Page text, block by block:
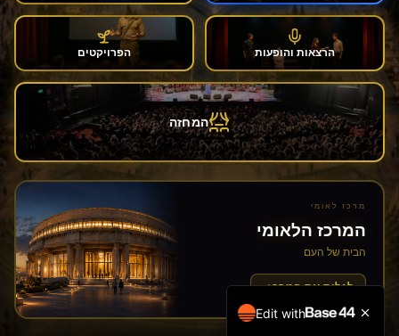
הרצאות והופעות הפרויקטים
המחזה
מרכז לאומי
המרכז הלאומי
הבית של העם
לגלות את המרכז ‹
Edit with